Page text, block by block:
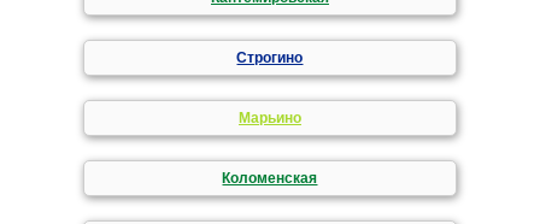
Строгино
Марьино
Коломенская